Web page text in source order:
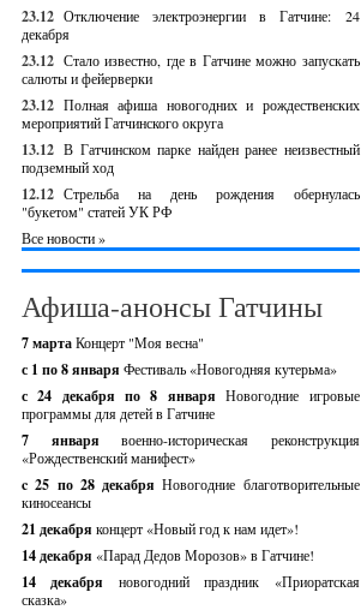
23.12 Отключение электроэнергии в Гатчине: 24
декабря
23.12 Стало известно, где в Гатчине можно запускать
салюты и фейерверки
23.12 Полная афиша новогодних и рождественских
мероприятий Гатчинского округа
13.12 В Гатчинском парке найден ранее неизвестный
подземный ход
12.12 Стрельба на день рождения обернулась
"букетом" статей УК РФ
Все новости »
Афиша-анонсы Гатчины
7 мартаКонцерт "Моя весна"
с 1 по 8 января Фестиваль «Новогодняя кутерьма»
с 24 декабря по 8 январяНовогодние игровые
программы для детей в Гатчине
7 январявоенно-историческая реконструкция
«Рождественский манифест»
c 25 по 28 декабряНовогодние благотворительные
киносеансы
21 декабря концерт «Новый год к нам идет»!
14 декабря «Парад Дедов Морозов» в Гатчине!
14 декабря новогодний праздник «Приоратская
сказка»